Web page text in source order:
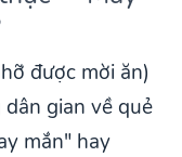
được mời ăn)
gian về quẻ
mắn" hay